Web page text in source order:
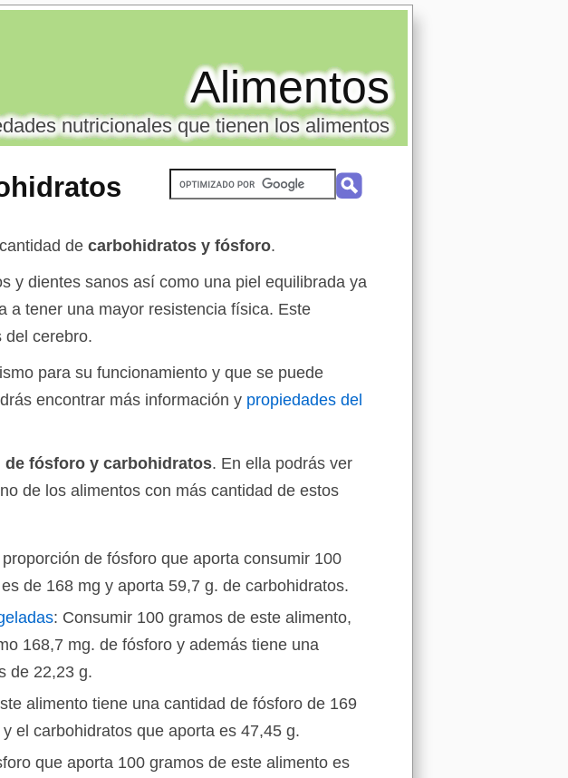
Alimentos
nutricionales que tienen los alimentos
de carbohidratos y fósforo.
y dientes sanos así como una piel equilibrada ya
a tener una mayor resistencia física. Este
del cerebro.
para su funcionamiento y que se puede
encontrar más información y propiedades del
fósforo y carbohidratos. En ella podrás ver
de los alimentos con más cantidad de estos
proporción de fósforo que aporta consumir 100
de 168 mg y aporta 59,7 g. de carbohidratos.
: Consumir 100 gramos de este alimento,
168,7 mg. de fósforo y además tiene una
de 22,23 g.
alimento tiene una cantidad de fósforo de 169
el carbohidratos que aporta es 47,45 g.
que aporta 100 gramos de este alimento es